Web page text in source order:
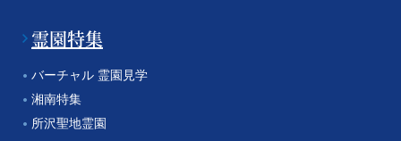
霊園特集
バーチャル 霊園見学
湘南特集
所沢聖地霊園